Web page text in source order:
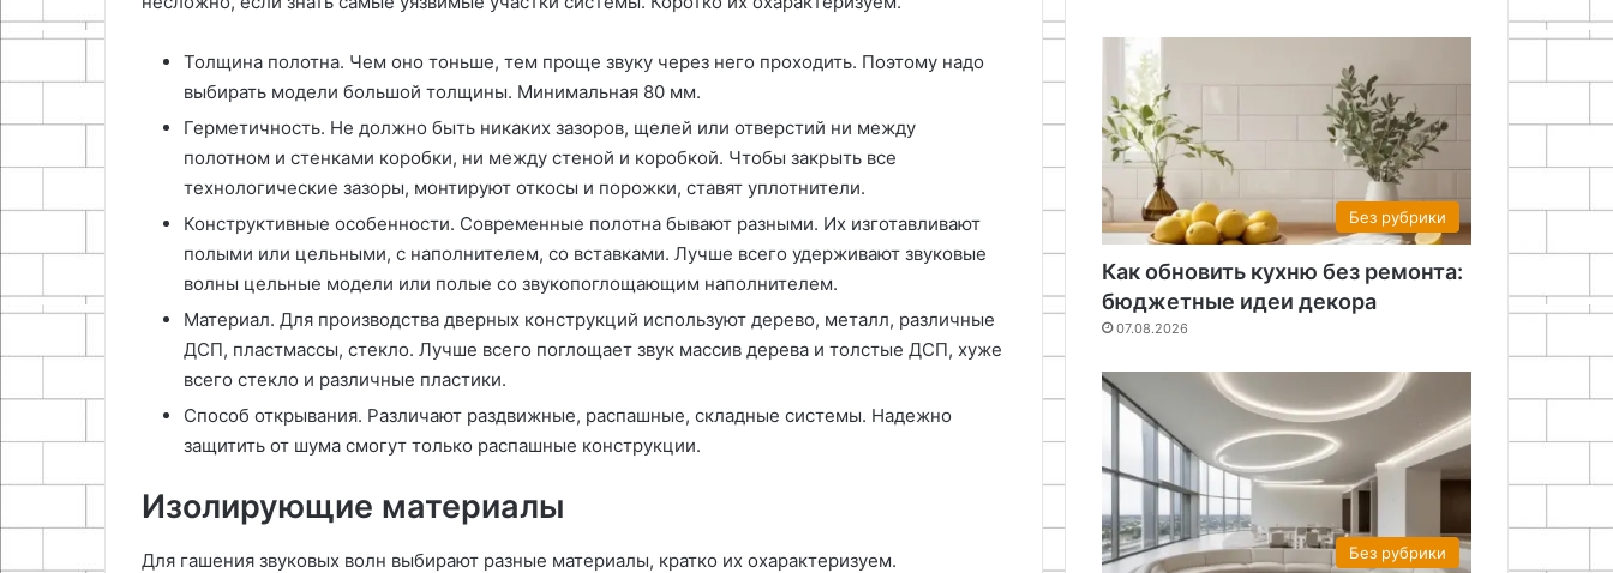
Толщина полотна. Чем оно тоньше, тем проще звуку через него проходить. Поэтому надо
выбирать модели большой толщины. Минимальная 80 мм.
Герметичность. Не должно быть никаких зазоров, щелей или отверстий ни между
полотном и стенками коробки, ни между стеной и коробкой. Чтобы закрыть все
технологические зазоры, монтируют откосы и порожки, ставят уплотнители.
Конструктивные особенности. Современные полотна бывают разными. Их изготавливают
полыми или цельными, с наполнителем, со вставками. Лучше всего удерживают звуковые
волны цельные модели или полые со звукопоглощающим наполнителем.
Материал. Для производства дверных конструкций используют дерево, металл, различные
ДСП, пластмассы, стекло. Лучше всего поглощает звук массив дерева и толстые ДСП, хуже
всего стекло и различные пластики.
Способ открывания. Различают раздвижные, распашные, складные системы. Надежно
защитить от шума смогут только распашные конструкции.
Изолирующие материалы
Для гашения звуковых волн выбирают разные материалы, кратко их охарактеризуем.
Без рубрики
Как обновить кухню без ремонта:
бюджетные идеи декора
07.08.2026
Без рубрики